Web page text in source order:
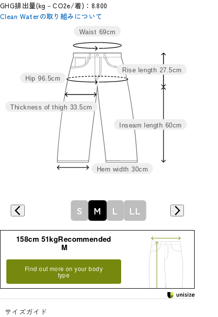
GHG排出量(kg－CO2e/着)：8.800
Clean Waterの取り組みについて
ヒッ
プ
わた
り
裾
幅
下
92.5 32.5 29 27 59
86
96.5 33.5 60
L
73 100.5 35
36 32 28.5 62
詳細はこちら
Inseam length 60cm
Rise length 27.5cm
Hem width 30cm
Thickness of thigh 33.5cm
Hip 96.5cm
Waist 69cm
S M L LL
158cm 51kgRecommended
M
Find out more on your body
type
サイズガイド